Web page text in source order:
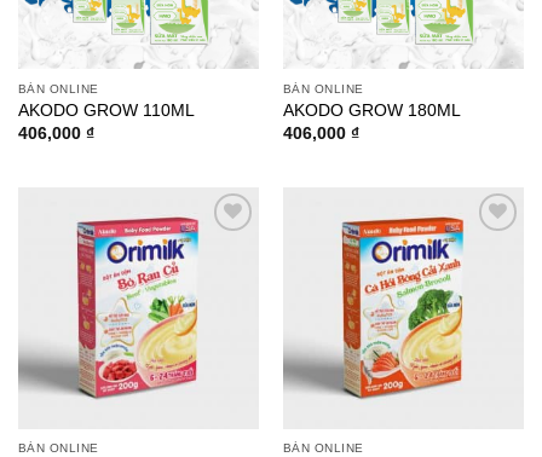
BÁN ONLINE
AKODO GROW 110ML
406,000 ₫
BÁN ONLINE
AKODO GROW 180ML
406,000 ₫
BÁN ONLINE BÁN ONLINE